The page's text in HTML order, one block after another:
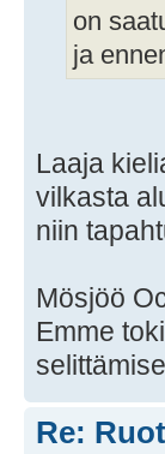
on
ja
Laaja
vilkasta
niin
Mösjöö
Emme
Re: